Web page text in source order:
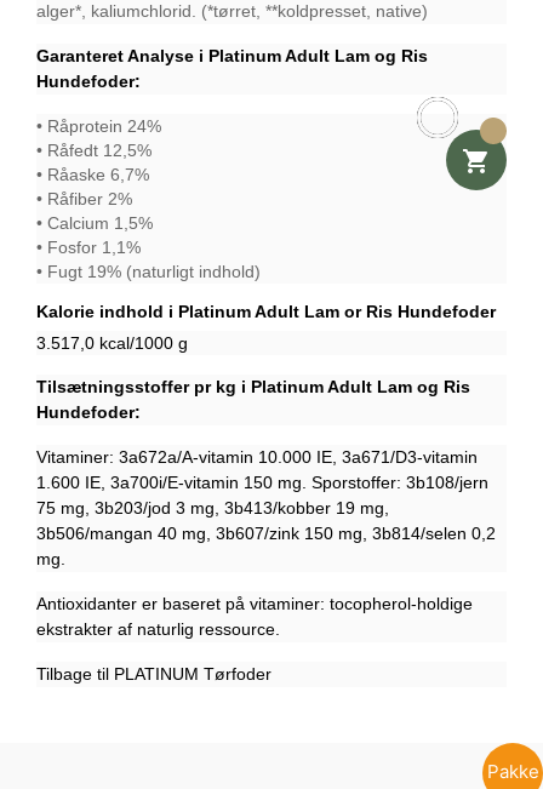
alger*, kaliumchlorid. (*tørret, **koldpresset, native)
Garanteret Analyse i Platinum Adult Lam og Ris
Hundefoder:
• Råprotein 24%
• Råfedt 12,5%
• Råaske 6,7%
• Råfiber 2%
• Calcium 1,5%
• Fosfor 1,1%
• Fugt 19% (naturligt indhold)
Kalorie indhold i Platinum Adult Lam or Ris Hundefoder
3.517,0 kcal/1000 g
Tilsætningsstoffer pr kg i Platinum Adult Lam og Ris
Hundefoder:
Vitaminer: 3a672a/A-vitamin 10.000 IE, 3a671/D3-vitamin
1.600 IE, 3a700i/E-vitamin 150 mg. Sporstoffer: 3b108/jern
75 mg, 3b203/jod 3 mg, 3b413/kobber 19 mg,
3b506/mangan 40 mg, 3b607/zink 150 mg, 3b814/selen 0,2
mg.
Antioxidanter er baseret på vitaminer: tocopherol-holdige
ekstrakter af naturlig ressource.
Tilbage til PLATINUM Tørfoder
Pakke
